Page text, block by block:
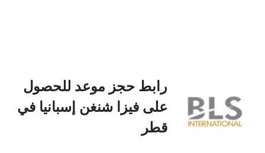
رابط حجز موعد للحصول
على فيزا شنغن إسبانيا في
قطر